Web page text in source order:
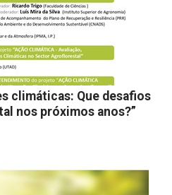
climáticas: Que desafios
nos próximos anos?”